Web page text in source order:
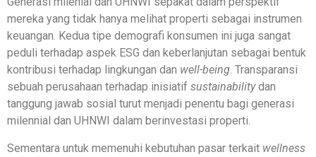
mereka yang tidak hanya melihat properti sebagai instrumen
keuangan. Kedua tipe demografi konsumen ini juga sangat
peduli terhadap aspek ESG dan keberlanjutan sebagai bentuk
kontribusi terhadap lingkungan dan well-being. Transparansi
sebuah perusahaan terhadap inisiatif sustainabilitydan
tanggung jawab sosial turut menjadi penentu bagi generasi
milennial dan UHNWI dalam berinvestasi properti.
Sementara untuk memenuhi kebutuhan pasar terkait wellness